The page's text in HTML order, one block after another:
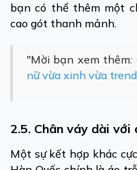
bạn có thể thêm một
cao gót thanh mảnh.
"Mời bạn xem thêm:
nữ vừa xinh vừa
2.5. Chân váy dài
Một sự kết hợp khác